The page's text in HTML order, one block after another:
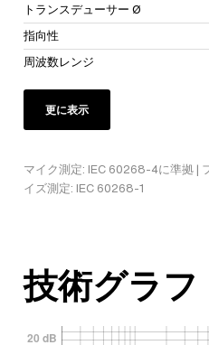
トランスデューサー Ø
指向性
周波数レンジ
更に表示
マイク測定: IEC 60268-4に準拠 |
イズ測定: IEC 60268-1
技術グラフ